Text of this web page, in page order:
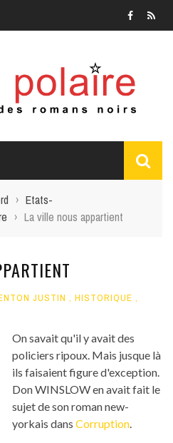
› Etats-
› La ville nous appartient
JUSTIN , HISTORIQUE ,
On savait qu'il y avait des
policiers ripoux. Mais jusque là
ils faisaient figure d'exception.
Don WINSLOW en avait fait le
sujet de son roman new-
yorkais dans Corruption.